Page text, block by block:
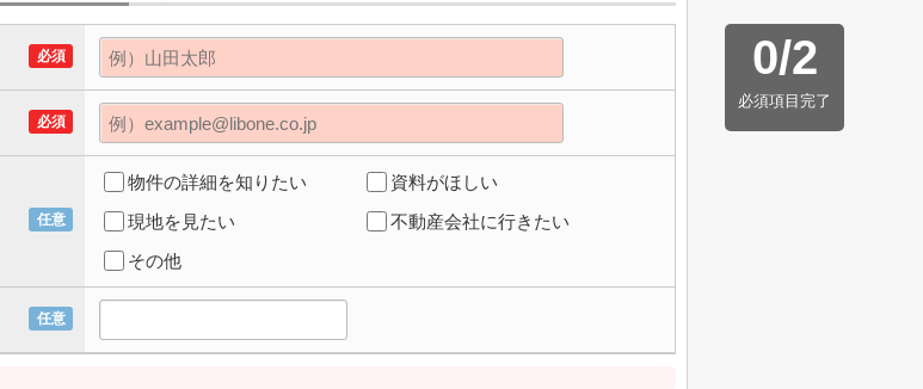
0/2
必須項目完了
必須
必須
任意
物件の詳細を知りたい
資料がほしい
現地を見たい
不動産会社に行きたい
その他
任意